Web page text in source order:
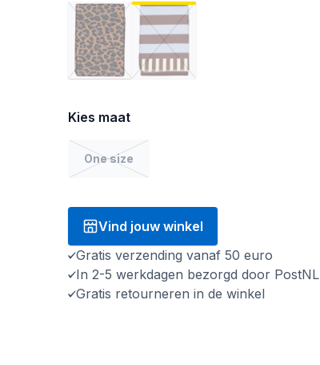
Kies maat
One size
Vind jouw winkel
Gratis verzending vanaf 50 euro
In 2-5 werkdagen bezorgd door PostNL
Gratis retourneren in de winkel